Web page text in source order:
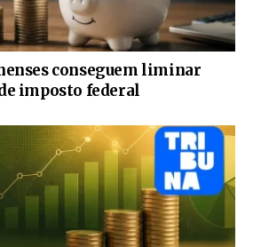
conseguem liminar
imposto federal